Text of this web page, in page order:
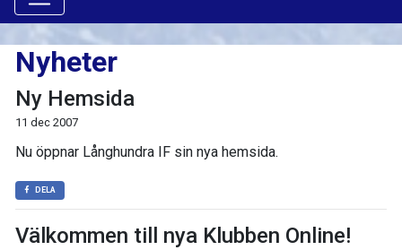
Nyheter
Ny Hemsida
11 dec 2007
Nu öppnar Långhundra IF sin nya hemsida.
DELA
Välkommen till nya Klubben Online!